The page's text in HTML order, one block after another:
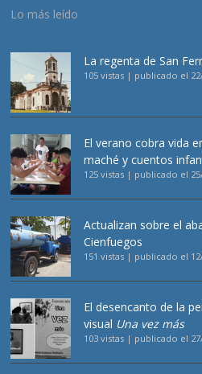
Lo más leído
La regenta de San
105 vistas | publicado el
El verano cobra vida
maché y cuentos
125 vistas | publicado el
Actualizan sobre el
Cienfuegos
151 vistas | publicado el
El desencanto de la
visual Una vez más
103 vistas | publicado el